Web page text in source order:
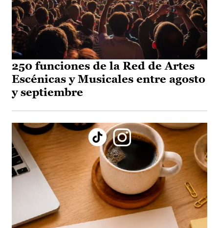
250 funciones de la Red de Artes
Escénicas y Musicales entre agosto
y septiembre